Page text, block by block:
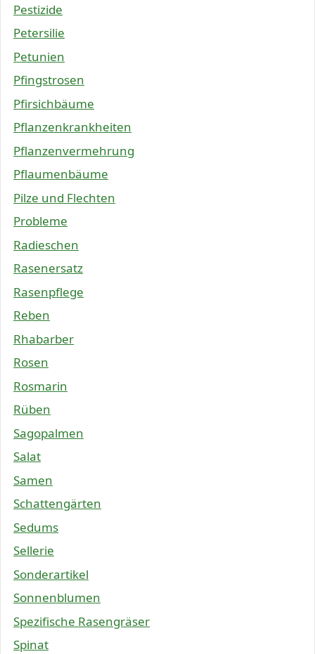
Pestizide
Petersilie
Petunien
Pfingstrosen
Pfirsichbäume
Pflanzenkrankheiten
Pflanzenvermehrung
Pflaumenbäume
Pilze und Flechten
Probleme
Radieschen
Rasenersatz
Rasenpflege
Reben
Rhabarber
Rosen
Rosmarin
Rüben
Sagopalmen
Salat
Samen
Schattengärten
Sedums
Sellerie
Sonderartikel
Sonnenblumen
Spezifische Rasengräser
Spinat